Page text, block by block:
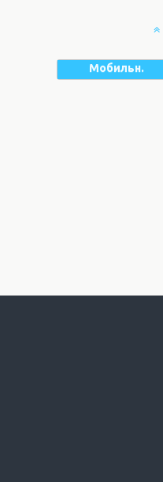
Мобильн.